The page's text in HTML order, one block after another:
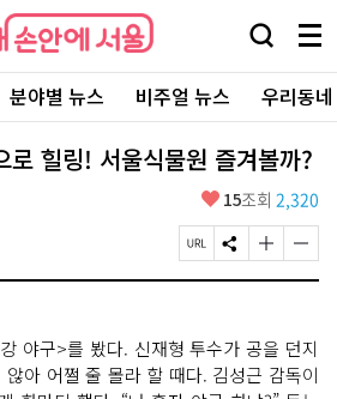
검
창
열
기
메
뉴
전
체
보
기
분야별 뉴스 비주얼 뉴스 우리동
로 힐링! 서울식물원 즐겨볼까?
좋
요
15조회 2,320
페
이
L
복
S
N
유
하
기
글
자
게
변
글
자
작
게
변
야구>를 봤다. 신재형 투수가 공을 던지
아 어쩔 줄 몰라 할 때다. 김성근 감독이